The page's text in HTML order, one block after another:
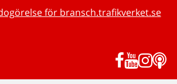
för bransch.trafikverket.se
Facebook
YouTube